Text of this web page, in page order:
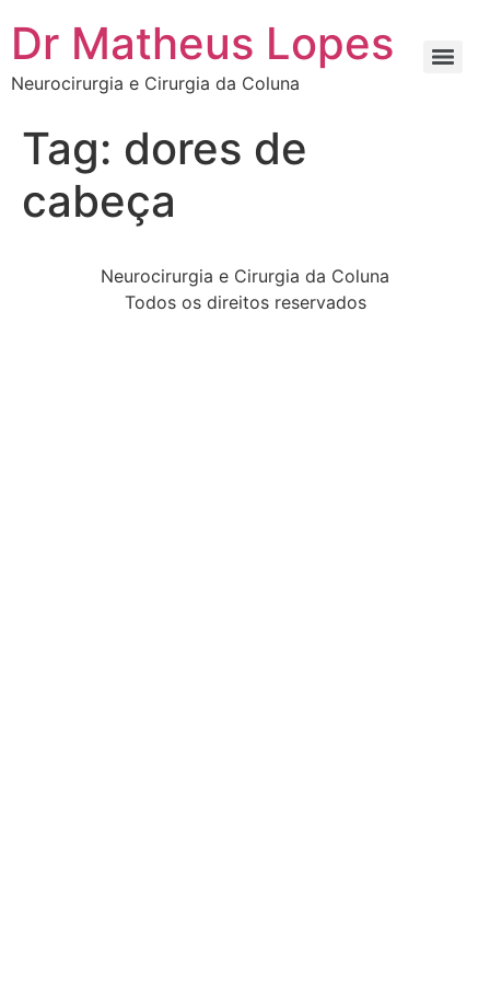
Dr Matheus Lopes
Neurocirurgia e Cirurgia da Coluna
Tag: dores de
cabeça
Neurocirurgia e Cirurgia da Coluna
Todos os direitos reservados